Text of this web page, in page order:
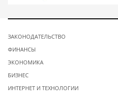
ЗАКОНОДАТЕЛЬСТВО
ФИНАНСЫ
ЭКОНОМИКА
БИЗНЕС
ИНТЕРНЕТ И ТЕХНОЛОГИИ